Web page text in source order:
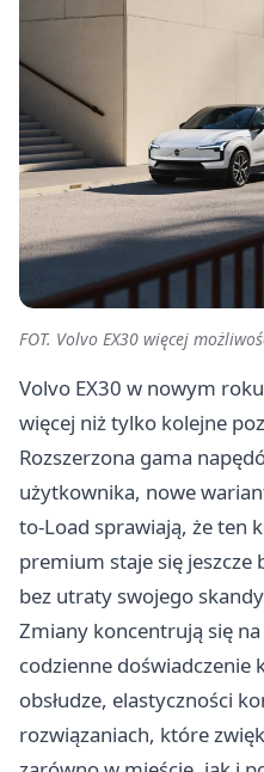
FOT. Volvo EX30 więcej
Volvo EX30 w nowym
więcej niż tylko kolejne
Rozszerzona gama
użytkownika, nowe
to-Load sprawiają, że ten
premium staje się jeszcze
bez utraty swojego
Zmiany koncentrują się
codzienne doświadczenie
obsłudze, elastyczności
rozwiązaniach, które